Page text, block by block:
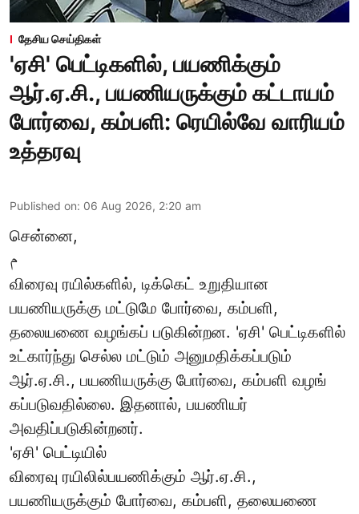
தேசிய செய்திகள்
'ஏசி' பெட்டிகளில், பயணிக்கும்
ஆர்.ஏ.சி., பயணியருக்கும் கட்டாயம்
போர்வை, கம்பளி: ரெயில்வே வாரியம்
உத்தரவு
Published on: 06 Aug 2026, 2:20 am
சென்னை,
م
விரைவு ரயில்களில், டிக்கெட் உறுதியான
பயணியருக்கு மட்டுமே போர்வை, கம்பளி,
தலையணை வழங்கப் படுகின்றன. 'ஏசி' பெட்டிகளில்
உட்கார்ந்து செல்ல மட்டும் அனுமதிக்கப்படும்
ஆர்.ஏ.சி., பயணியருக்கு போர்வை, கம்பளி வழங்
கப்படுவதில்லை. இதனால், பயணியர்
அவதிப்படுகின்றனர்.
'ஏசி' பெட்டியில்
விரைவு ரயிலில்பயணிக்கும் ஆர்.ஏ.சி.,
பயணியருக்கும் போர்வை, கம்பளி, தலையணை